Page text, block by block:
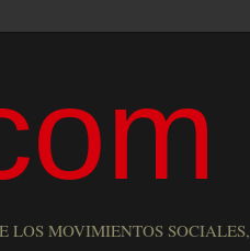
MOVIMIENTOS SOCIALES,